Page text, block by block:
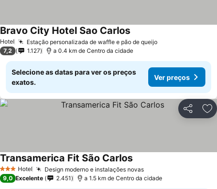
Hotel Estação personalizada de waffle e pão de queijo
Bravo City Hotel Sao Carlos
7,2 1.127 a 0.4 km de Centro da cidade
Selecione as datas para ver os preços
exatos.
Ver preços
Partilhar
3 EstrelasHotel Design moderno e instalações novas
Transamerica Fit São Carlos
9,0 Excelente 2.451 a 1.5 km de Centro da cidade